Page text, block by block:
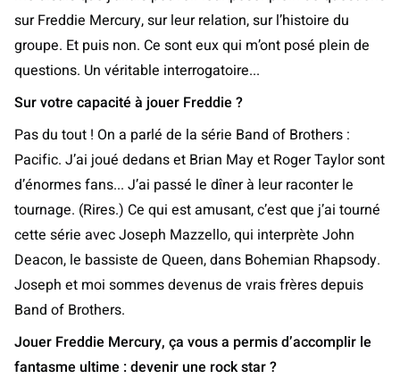
sur Freddie Mercury, sur leur relation, sur l’histoire du
groupe. Et puis non. Ce sont eux qui m’ont posé plein de
questions. Un véritable interrogatoire...
Sur votre capacité à jouer Freddie ?
Pas du tout ! On a parlé de la série Band of Brothers :
Pacific. J’ai joué dedans et Brian May et Roger Taylor sont
d’énormes fans... J’ai passé le dîner à leur raconter le
tournage. (Rires.) Ce qui est amusant, c’est que j’ai tourné
cette série avec Joseph Mazzello, qui interprète John
Deacon, le bassiste de Queen, dans Bohemian Rhapsody.
Joseph et moi sommes devenus de vrais frères depuis
Band of Brothers.
Jouer Freddie Mercury, ça vous a permis d’accomplir le
fantasme ultime : devenir une rock star ?